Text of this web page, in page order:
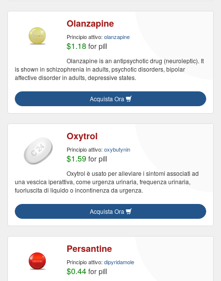
Olanzapine
Principio attivo: olanzapine
$1.18 for pill
Olanzapine is an antipsychotic drug (neuroleptic). It
is shown in schizophrenia in adults, psychotic disorders, bipolar
affective disorder in adults, depressive states.
Acquista Ora
Oxytrol
Principio attivo: oxybutynin
$1.59 for pill
Oxytrol è usato per alleviare i sintomi associati ad
una vescica iperattiva, come urgenza urinaria, frequenza urinaria,
fuoriuscita di liquido o incontinenza da urgenza.
Acquista Ora
Persantine
Principio attivo: dipyridamole
$0.44 for pill